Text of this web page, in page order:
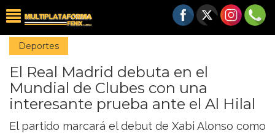
Deportes
El Real Madrid debuta en el
Mundial de Clubes con una
interesante prueba ante el Al Hilal
El partido marcará el debut de Xabi Alonso como